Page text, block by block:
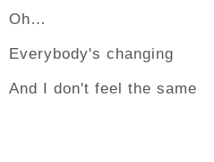
Oh…
Everybody's changing
And I don't feel the same